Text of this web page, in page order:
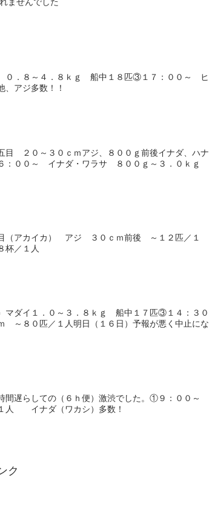
．８～４．８ｋｇ 船中１８匹③１７：００～ ヒ
アジ多数！！
２０～３０ｃｍアジ、８００ｇ前後イナダ、ハナ
：００～ イナダ・ワラサ ８００ｇ～３．０ｋｇ
（アカイカ） アジ ３０ｃｍ前後 ～１２匹／１
／１人
マダイ１．０～３．８ｋｇ 船中１７匹③１４：３０
～８０匹／１人明日（１６日）予報が悪く中止にな
間遅らしての（６ｈ便）激渋でした。①９：００～
人 イナダ（ワカシ）多数！
ク